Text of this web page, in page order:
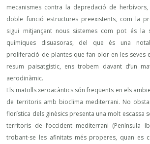
mecanismes contra la depredació de
doble funció estructures preexistents, com la
sigui mitjançant nous sistemes com pot és la
químiques disuasoras, del que és una
proliferació de plantes que fan olor en les seves
resum paisatgístic, ens trobem davant d’un
aerodinàmic.
Els matolls xeroacàntics són freqüents en els
de territoris amb bioclima mediterrani. No
florística dels ginèsics presenta una molt escassa
territoris de l’occident mediterrani (Península
trobant-se les afinitats més properes, quan es